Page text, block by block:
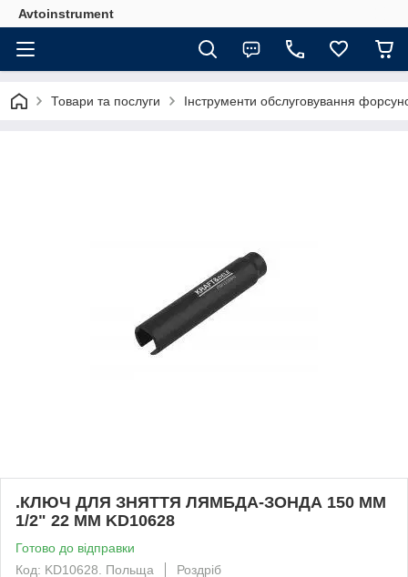
Avtoinstrument
Товари та послуги Інструменти обслуговування
.КЛЮЧ ДЛЯ ЗНЯТТЯ ЛЯМБДА-ЗОНДА 150 ММ
1/2" 22 ММ KD10628
Готово до відправки
Код: KD10628. Польща
Роздріб